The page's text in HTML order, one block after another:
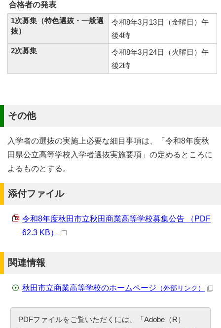
合格者の発表
1次募集（特色選抜・一般選
抜）
令和8年3月13日（金曜日）午
後4時
2次募集
令和8年3月24日（火曜日）午
後2時
その他
入学者の選抜の実施上必要な細目事項は、「令和8年度秋
田県公立高等学校入学者選抜実施要項」の定めるところに
よるものとする。
添付ファイル
令和8年度秋田市立秋田商業高等学校募集公告 （PDF
62.3 KB）
関連情報
秋田市立商業高等学校のホームページ （外部リンク）
PDFファイルをご覧いただくには、「Adobe（R）